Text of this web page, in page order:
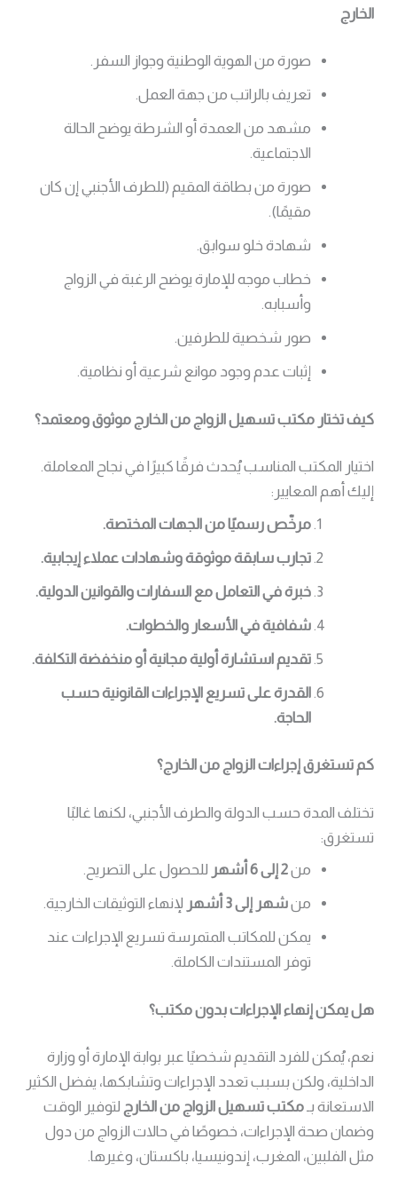
الخارج
صورة من الهوية الوطنية وجواز السفر.
تعريف بالراتب من جهة العمل.
مشهد من العمدة أو الشرطة يوضح الحالة
الاجتماعية.
صورة من بطاقة المقيم (للطرف الأجنبي إن كان
مقيمًا).
شهادة خلو سوابق.
خطاب موجه للإمارة يوضح الرغبة في الزواج
وأسبابه.
صور شخصية للطرفين.
إثبات عدم وجود موانع شرعية أو نظامية.
كيف تختار مكتب تسهيل الزواج من الخارج موثوق ومعتمد؟
اختيار المكتب المناسب يُحدث فرقًا كبيرًا في نجاح المعاملة.
إليك أهم المعايير:
مرخّص رسميًا من الجهات المختصة.
تجارب سابقة موثوقة وشهادات عملاء إيجابية.
خبرة في التعامل مع السفارات والقوانين الدولية.
شفافية في الأسعار والخطوات.
تقديم استشارة أولية مجانية أو منخفضة التكلفة.
القدرة على تسريع الإجراءات القانونية حسب
الحاجة.
كم تستغرق إجراءات الزواج من الخارج؟
تختلف المدة حسب الدولة والطرف الأجنبي، لكنها غالبًا
تستغرق:
من2 إلى 6 أشهر
للحصول على التصريح.
منشهر إلى 3 أشهر
لإنهاء التوثيقات الخارجية.
يمكن للمكاتب المتمرسة تسريع الإجراءات عند
توفر المستندات الكاملة.
هل يمكن إنهاء الإجراءات بدون مكتب؟
نعم، يُمكن للفرد التقديم شخصيًا عبر بوابة الإمارة أو وزارة
الداخلية، ولكن بسبب تعدد الإجراءات وتشابكها، يفضل الكثير
الاستعانة بـمكتب تسهيل الزواج من الخارج لتوفير الوقت
وضمان صحة الإجراءات، خصوصًا في حالات الزواج من دول
مثل الفلبين، المغرب، إندونيسيا، باكستان، وغيرها.